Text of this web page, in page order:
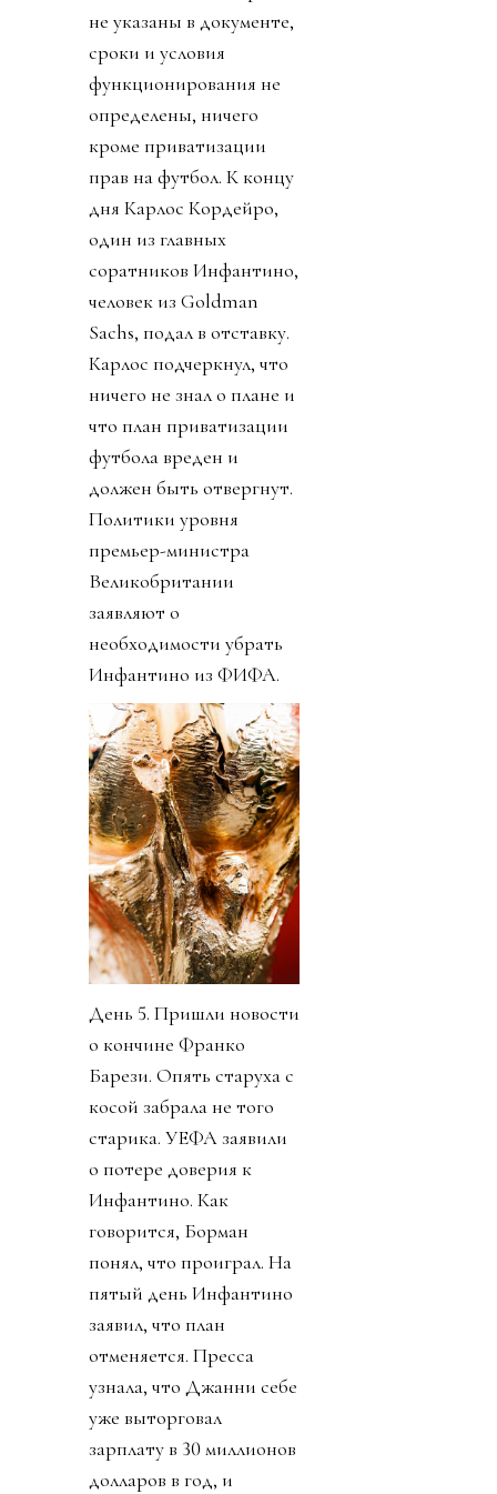
не указаны в документе,
сроки и условия
функционирования не
определены, ничего
кроме приватизации
прав на футбол. К концу
дня Карлос Кордейро,
один из главных
соратников Инфантино,
человек из Goldman
Sachs, подал в отставку.
Карлос подчеркнул, что
ничего не знал о плане и
что план приватизации
футбола вреден и
должен быть отвергнут.
Политики уровня
премьер-министра
Великобритании
заявляют о
необходимости убрать
Инфантино из ФИФА.
День 5. Пришли новости
о кончине Франко
Барези. Опять старуха с
косой забрала не того
старика. УЕФА заявили
о потере доверия к
Инфантино. Как
говорится, Борман
понял, что проиграл. На
пятый день Инфантино
заявил, что план
отменяется. Пресса
узнала, что Джанни себе
уже выторговал
зарплату в 30 миллионов
долларов в год, и